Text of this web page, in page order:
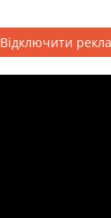
Відключити